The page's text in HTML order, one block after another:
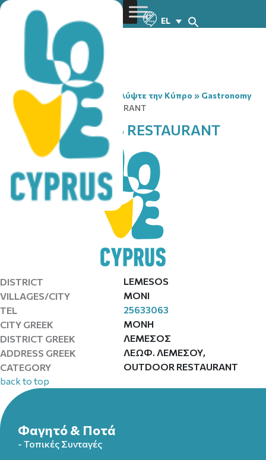
EL
You are here:Home» Ανακαλύψτε την Κύπρο » Gastronomy
» F.C. AGIOMAMITIS RESTAURANT
F.C. AGIOMAMITIS RESTAURANT
DISTRICT
LEMESOS
VILLAGES/CITY
MONI
TEL
25633063
CITY GREEK
ΜΟΝΗ
DISTRICT GREEK
ΛΕΜΕΣΟΣ
ADDRESS GREEK
ΛΕΩΦ. ΛΕΜΕΣΟΥ,
CATEGORY
OUTDOOR RESTAURANT
back to top
Φαγητό & Ποτά
- Τοπικές Συνταγές